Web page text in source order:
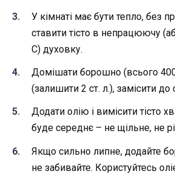
У кімнаті має бути тепло, без
ставити тісто в непрацюючу
С) духовку.
Домішати борошно (всього
(залишити 2 ст. л.), замісити до
Додати олію і вимісити тісто
буде середнє – не щільне, не
Якщо сильно липне, додайте
не забивайте. Користуйтесь